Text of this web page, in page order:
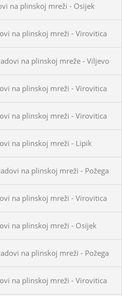
na plinskoj mreži - Osijek
na plinskoj mreži - Virovitica
na plinskoj mreže - Viljevo
na plinskoj mreži - Virovitica
na plinskoj mreži - Virovitica
na plinskoj mreži - Lipik
na plinskoj mreži - Požega
na plinskoj mreži - Virovitica
na plinskoj mreži - Osijek
na plinskoj mreži - Požega
na plinskoj mreži - Virovitica